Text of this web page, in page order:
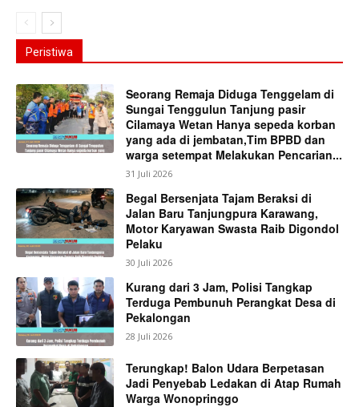
Peristiwa
Seorang Remaja Diduga Tenggelam di
Sungai Tenggulun Tanjung pasir
Cilamaya Wetan Hanya sepeda korban
yang ada di jembatan,Tim BPBD dan
warga setempat Melakukan Pencarian...
31 Juli 2026
Begal Bersenjata Tajam Beraksi di
Jalan Baru Tanjungpura Karawang,
Motor Karyawan Swasta Raib Digondol
Pelaku
30 Juli 2026
Kurang dari 3 Jam, Polisi Tangkap
Terduga Pembunuh Perangkat Desa di
Pekalongan
28 Juli 2026
Terungkap! Balon Udara Berpetasan
Jadi Penyebab Ledakan di Atap Rumah
Warga Wonopringgo